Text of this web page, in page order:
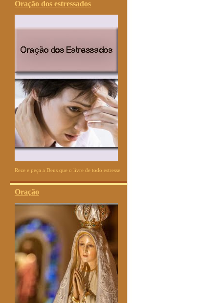
Oração dos estressados
Reze e peça a Deus que o livre de todo estresse
Oração